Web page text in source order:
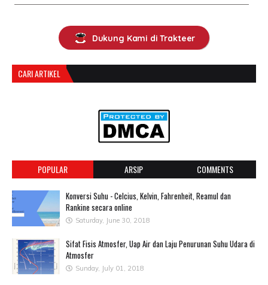
Dukung Kami di Trakteer
CARI ARTIKEL
POPULAR ARSIP COMMENTS
Konversi Suhu - Celcius, Kelvin, Fahrenheit, Reamul dan
Rankine secara online
Saturday, June 30, 2018
Sifat Fisis Atmosfer, Uap Air dan Laju Penurunan Suhu Udara di
Atmosfer
Sunday, July 01, 2018